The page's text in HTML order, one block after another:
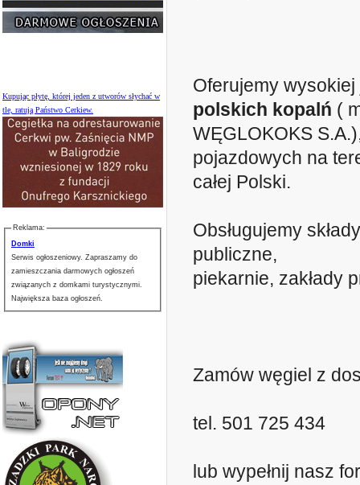
Kupując płytę, której jeden z utworów słychać w
tle, ratują Państwo Cerkiew.
Reklama:
Domki
Serwis ogłoszeniowy. Zapraszamy do
zamieszczania darmowych ogłoszeń
związanych z domkami turystycznymi.
Największa baza ogłoszeń.
Oferujemy
polskich kopalń (
WĘGLOKOKS
pojazdowych na
całej Polski.
Obsługujemy
publiczne,
piekarnie, zakłady
Zamów węgiel z
tel. 501 725 434
lub wypełnij nasz